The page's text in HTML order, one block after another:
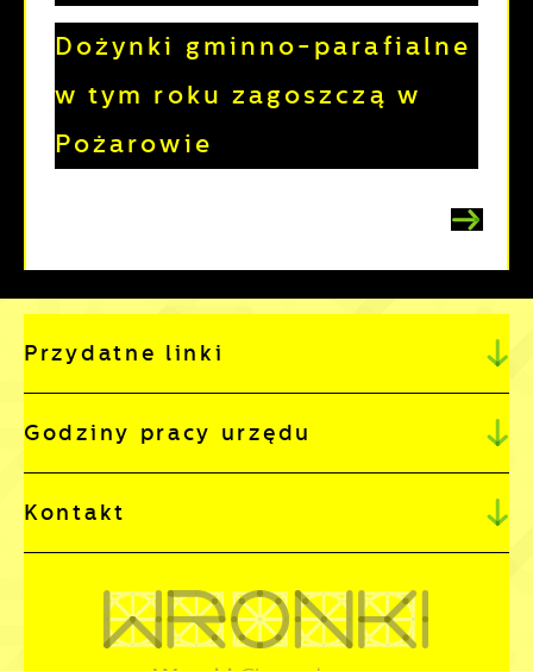
Dożynki gminno-parafialne
w tym roku zagoszczą w
Pożarowie
Przydatne linki
Godziny pracy urzędu
Kontakt